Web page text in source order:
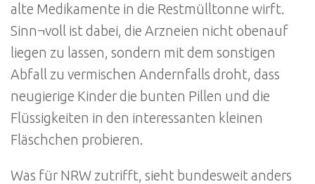
alte Medikamente in die Restmülltonne wirft.
Sinn¬voll ist dabei, die Arzneien nicht obenauf
liegen zu lassen, sondern mit dem sonstigen
Abfall zu vermischen Andernfalls droht, dass
neugierige Kinder die bunten Pillen und die
Flüssigkeiten in den interessanten kleinen
Fläschchen probieren.
Was für NRW zutrifft, sieht bundesweit anders